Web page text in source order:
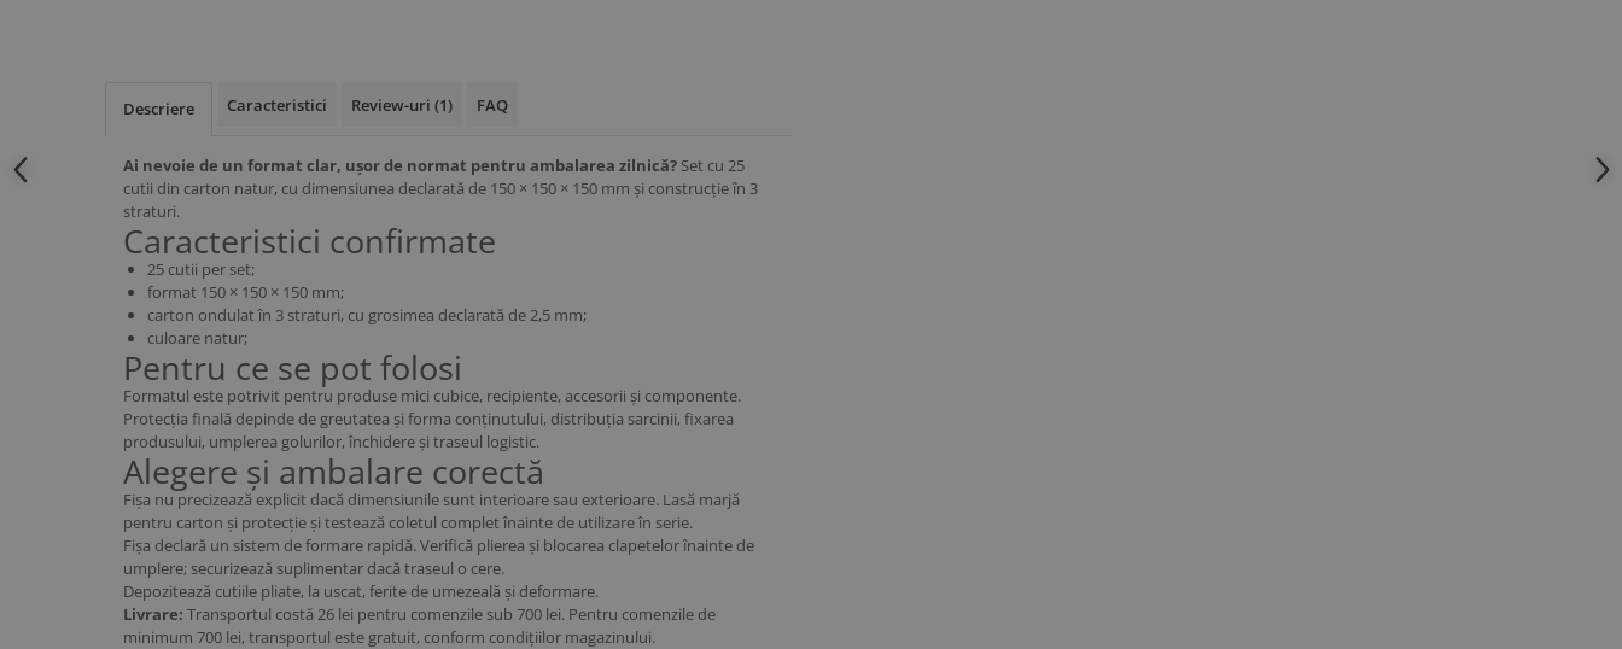
Descriere Caracteristici Review-uri (1) FAQ
Ai nevoie de un format clar, ușor de normat pentru ambalarea zilnică? Set cu 25
cutii din carton natur, cu dimensiunea declarată de 150 × 150 × 150 mm și construcție în 3
straturi.
Caracteristici confirmate
25 cutii per set;
format 150 × 150 × 150 mm;
carton ondulat în 3 straturi, cu grosimea declarată de 2,5 mm;
culoare natur;
Pentru ce se pot folosi
Formatul este potrivit pentru produse mici cubice, recipiente, accesorii și componente.
Protecția finală depinde de greutatea și forma conținutului, distribuția sarcinii, fixarea
produsului, umplerea golurilor, închidere și traseul logistic.
Alegere și ambalare corectă
Fișa nu precizează explicit dacă dimensiunile sunt interioare sau exterioare. Lasă marjă
pentru carton și protecție și testează coletul complet înainte de utilizare în serie.
Fișa declară un sistem de formare rapidă. Verifică plierea și blocarea clapetelor înainte de
umplere; securizează suplimentar dacă traseul o cere.
Depozitează cutiile pliate, la uscat, ferite de umezeală și deformare.
Livrare: Transportul costă 26 lei pentru comenzile sub 700 lei. Pentru comenzile de
minimum 700 lei, transportul este gratuit, conform condițiilor magazinului.